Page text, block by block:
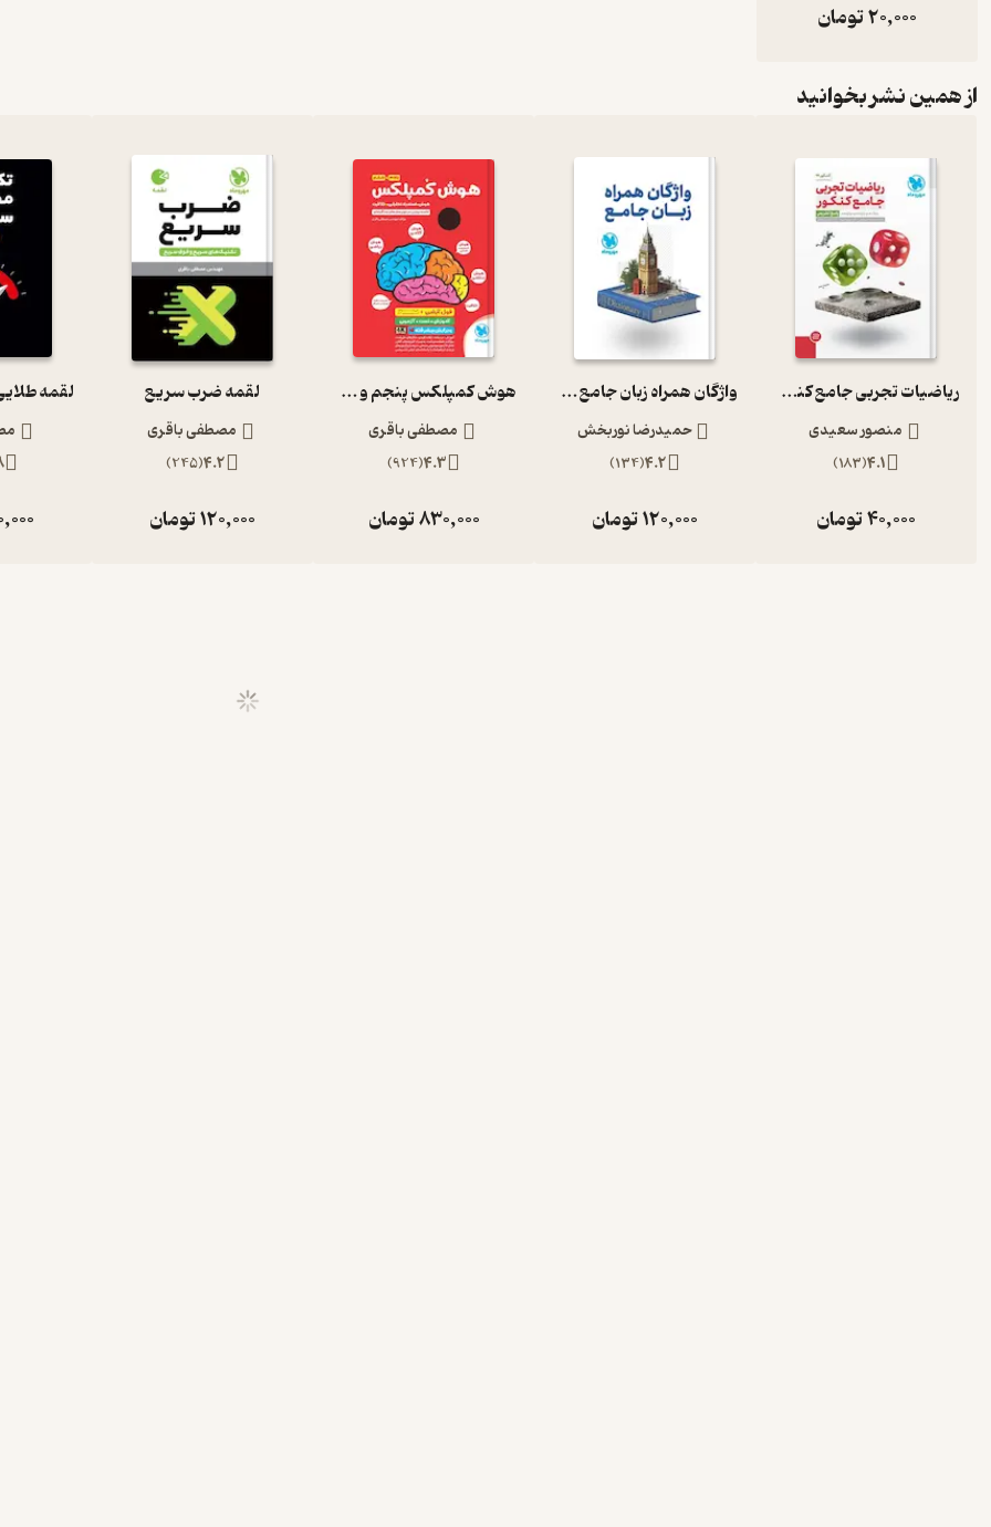
20,000تومان
از همین نشر بخوانید
ریاضیات تجربی جامع کنکور پاسخ تشریحی
منصور سعیدی
4.1
(
183
)
40,000تومان
واژگان همراه زبان جامع ویرایش جدید
حمیدرضا نوربخش
4.2
(
134
)
120,000تومان
هوش کمپلکس پنجم و ششم
مصطفی باقری
4.3
(
924
)
830,000تومان
لقمه ضرب سریع
مصطفی باقری
4.2
(
245
)
120,000تومان